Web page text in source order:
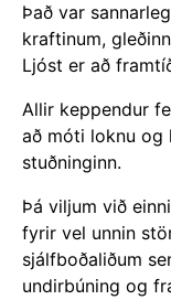
Það var
kraftinum,
Ljóst er að
Allir keppendur
að móti loknu og
stuðninginn.
Þá viljum við
fyrir vel unnin
sjálfboðaliðum
undirbúning og